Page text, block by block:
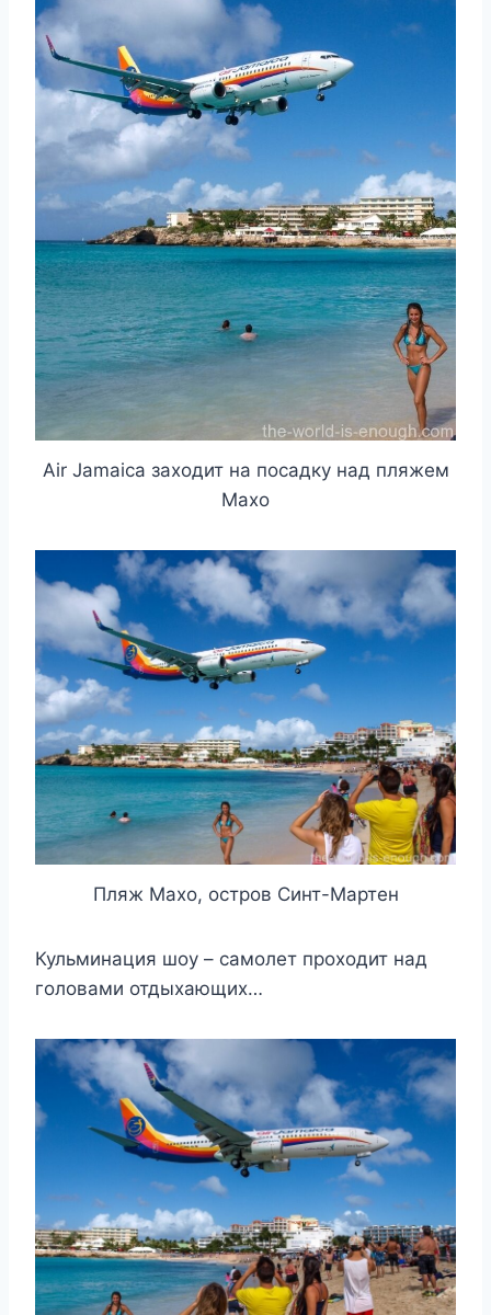
Air Jamaica заходит на посадку над пляжем
Махо
Пляж Махо, остров Синт-Мартен
Кульминация шоу – самолет проходит над
головами отдыхающих…